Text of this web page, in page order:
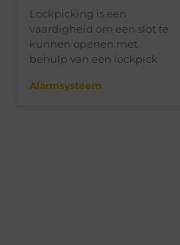
Lockpicking is een
vaardigheid om een slot te
kunnen openen met
behulp van een lockpick
Alarmsysteem